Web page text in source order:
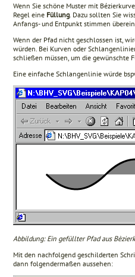
Wenn Sie schöne Muster mit
Regel eine Füllung . Dazu sollten Sie
Anfangs- und Entpunkt stimmen
Wenn der Pfad nicht geschlossen ist,
würden. Bei Kurven oder
schließen müssen, um die gewünschte
Eine einfache Schlangenlinie würde
Abbildung: Ein gefüllter Pfad aus
Mit den nachfolgend geschilderten
dann folgendermaßen aussehen: